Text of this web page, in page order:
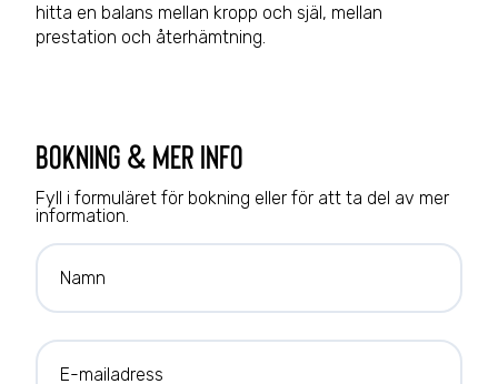
hitta en balans mellan kropp och själ, mellan
prestation och återhämtning.
bokning & mer info
Fyll i formuläret för bokning eller för att ta del av mer
information.
Namn
E-mailadress